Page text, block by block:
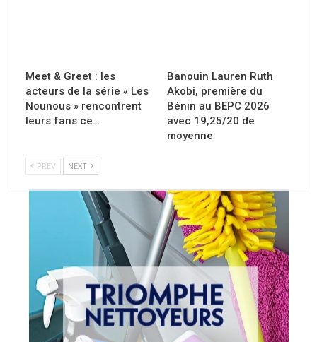
Meet & Greet : les
acteurs de la série « Les
Nounous » rencontrent
leurs fans ce…
Banouin Lauren Ruth
Akobi, première du
Bénin au BEPC 2026
avec 19,25/20 de
moyenne
PREV NEXT